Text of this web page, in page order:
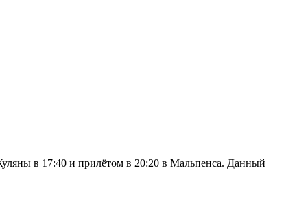
в 17:40 и прилётом в 20:20 в Мальпенса. Данный